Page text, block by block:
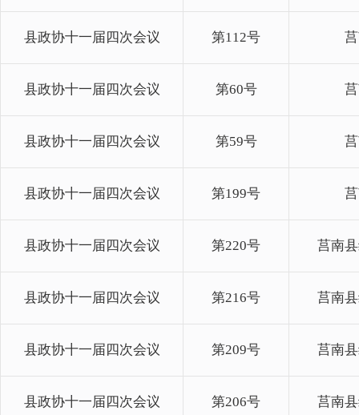
县政协十一届四次会议 第112号
县政协十一届四次会议 第60号
县政协十一届四次会议 第59号
县政协十一届四次会议 第199号
县政协十一届四次会议 第220号 莒南
县政协十一届四次会议 第216号 莒南
县政协十一届四次会议 第209号 莒南
县政协十一届四次会议 第206号 莒南